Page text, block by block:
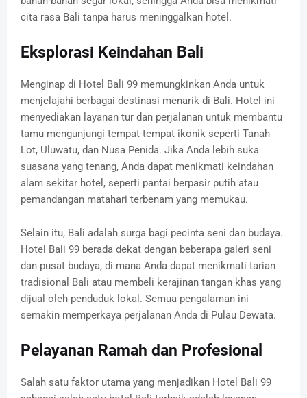
cita rasa Bali tanpa harus meninggalkan hotel.
Eksplorasi Keindahan Bali
Menginap di Hotel Bali 99 memungkinkan Anda untuk
menjelajahi berbagai destinasi menarik di Bali. Hotel ini
menyediakan layanan tur dan perjalanan untuk membantu
tamu mengunjungi tempat-tempat ikonik seperti Tanah
Lot, Uluwatu, dan Nusa Penida. Jika Anda lebih suka
suasana yang tenang, Anda dapat menikmati keindahan
alam sekitar hotel, seperti pantai berpasir putih atau
pemandangan matahari terbenam yang memukau.
Selain itu, Bali adalah surga bagi pecinta seni dan budaya.
Hotel Bali 99 berada dekat dengan beberapa galeri seni
dan pusat budaya, di mana Anda dapat menikmati tarian
tradisional Bali atau membeli kerajinan tangan khas yang
dijual oleh penduduk lokal. Semua pengalaman ini
semakin memperkaya perjalanan Anda di Pulau Dewata.
Pelayanan Ramah dan Profesional
Salah satu faktor utama yang menjadikan Hotel Bali 99